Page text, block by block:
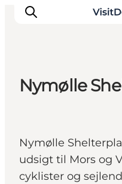
Aktiviteter
Overnatting
Planlegg reisen
Nymølle
Nymølle
udsigt til Mors og
cyklister og